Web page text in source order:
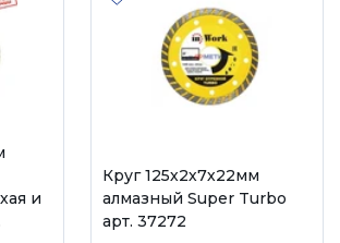
и
Круг 125х2х7х22мм
алмазный Super Turbo
арт. 37272